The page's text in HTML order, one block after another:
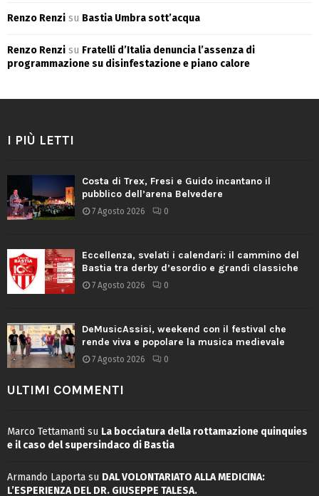
Renzo Renzi su Bastia Umbra sott’acqua
Renzo Renzi su Fratelli d’Italia denuncia l’assenza di
programmazione su disinfestazione e piano calore
I PIÙ LETTI
Costa di Trex, Fresi e Guido incantano il
pubblico dell’arena Belvedere
7 Agosto 2026 0
Eccellenza, svelati i calendari: il cammino del
Bastia tra derby d’esordio e grandi classiche
7 Agosto 2026 0
DeMusicAssisi, weekend con il festival che
rende viva e popolare la musica medievale
7 Agosto 2026 0
ULTIMI COMMENTI
Marco Tettamanti su La bocciatura della rottamazione quinquies
e il caso del supersindaco di Bastia
Armando Laporta su DAL VOLONTARIATO ALLA MEDICINA:
L’ESPERIENZA DEL DR. GIUSEPPE TALESA.